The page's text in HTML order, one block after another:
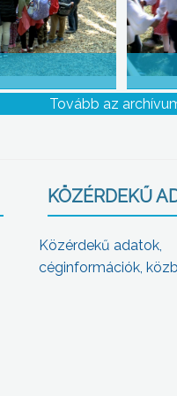
Tovább az
KÖZÉRDEKŰ
Közérdekű adatok,
céginformációk,